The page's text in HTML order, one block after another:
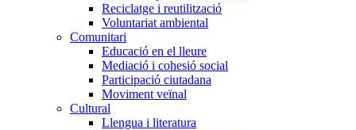
Reciclatge i reutilització
Voluntariat ambiental
Comunitari
Educació en el lleure
Mediació i cohesió social
Participació ciutadana
Moviment veïnal
Cultural
Llengua i literatura